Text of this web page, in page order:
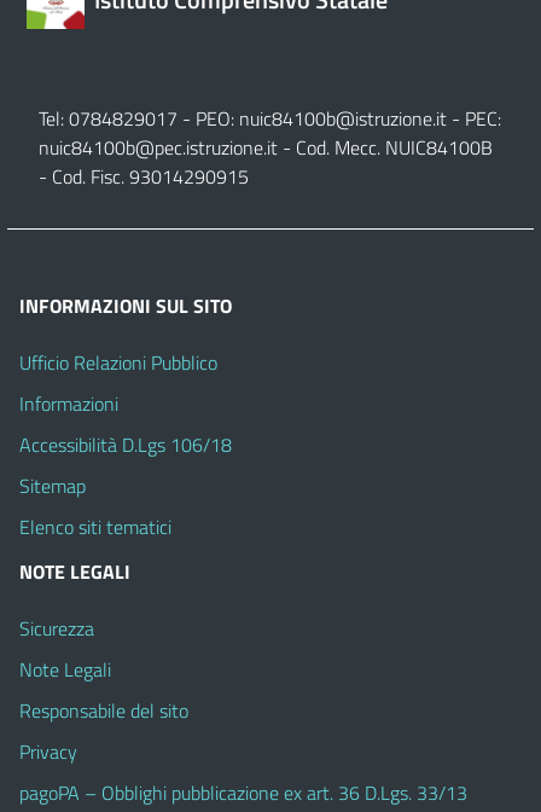
Tel: 0784829017 - PEO: nuic84100b@istruzione.it - PEC:
nuic84100b@pec.istruzione.it - Cod. Mecc. NUIC84100B
- Cod. Fisc. 93014290915
INFORMAZIONI SUL SITO
Ufficio Relazioni Pubblico
Informazioni
Accessibilità D.Lgs 106/18
Sitemap
Elenco siti tematici
NOTE LEGALI
Sicurezza
Note Legali
Responsabile del sito
Privacy
pagoPA – Obblighi pubblicazione ex art. 36 D.Lgs. 33/13